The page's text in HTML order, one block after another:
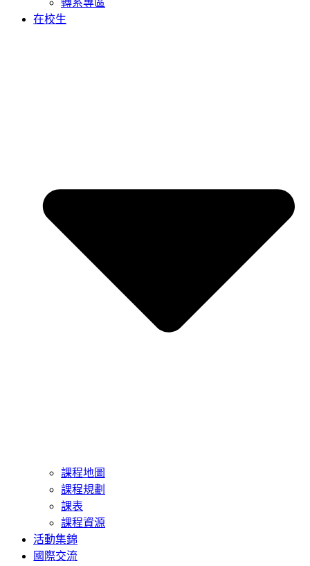
在校生
課程地圖
課程規劃
課表
課程資源
活動集錦
國際交流